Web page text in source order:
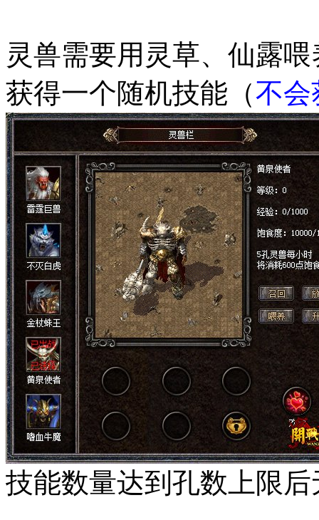
灵兽需要用灵草、仙露
获得一个随机技能（不会
技能数量达到孔数上限